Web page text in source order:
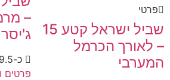
פרטי
שביל ישראל קטע 15
– לאורך הכרמל
המערבי
–
כ-9.5 שעות
פרטים